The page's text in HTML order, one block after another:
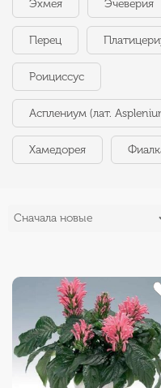
Эхмея Эчеверия
Перец
Роициссус
Асплениум (лат.
Хамедорея
Сначала новые